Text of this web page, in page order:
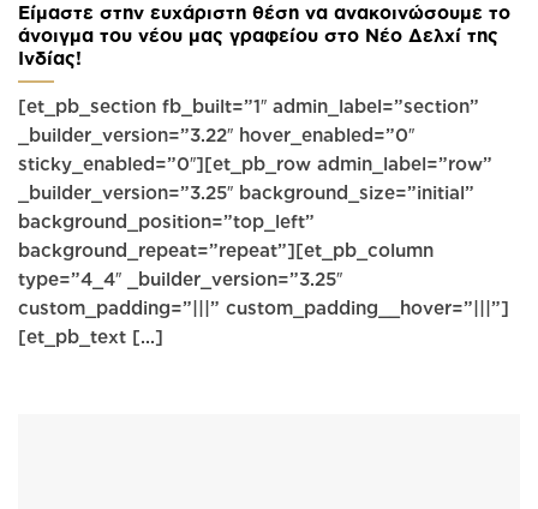
Είμαστε στην ευχάριστη θέση να ανακοινώσουμε το
άνοιγμα του νέου μας γραφείου στο Νέο Δελχί της
Ινδίας!
[et_pb_section fb_built=”1″ admin_label=”section”
_builder_version=”3.22″ hover_enabled=”0″
sticky_enabled=”0″][et_pb_row admin_label=”row”
_builder_version=”3.25″ background_size=”initial”
background_position=”top_left”
background_repeat=”repeat”][et_pb_column
type=”4_4″ _builder_version=”3.25″
custom_padding=”|||” custom_padding__hover=”|||”]
[et_pb_text [...]